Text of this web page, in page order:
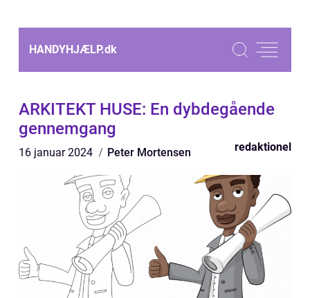
HANDYHJÆLP.dk
ARKITEKT HUSE: En dybdegående
gennemgang
16 januar 2024 Peter Mortensen redaktionel